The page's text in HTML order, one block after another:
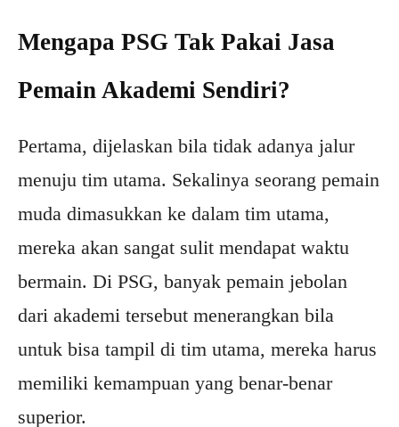
Mengapa PSG Tak Pakai Jasa
Pemain Akademi Sendiri?
Pertama, dijelaskan bila tidak adanya jalur
menuju tim utama. Sekalinya seorang pemain
muda dimasukkan ke dalam tim utama,
mereka akan sangat sulit mendapat waktu
bermain. Di PSG, banyak pemain jebolan
dari akademi tersebut menerangkan bila
untuk bisa tampil di tim utama, mereka harus
memiliki kemampuan yang benar-benar
superior.